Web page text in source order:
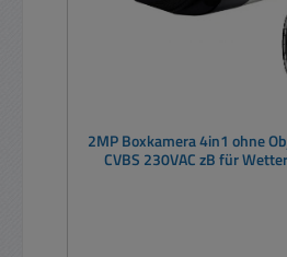
2MP Boxkamera 4in1 ohne
CVBS 230VAC zB für